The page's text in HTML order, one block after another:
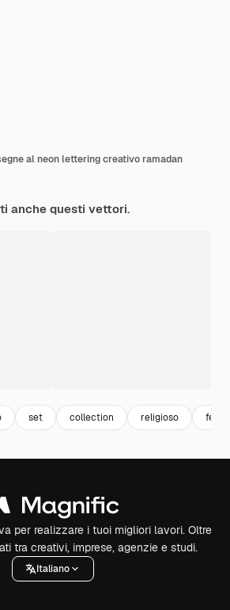
al neon lettering creativo ramadan
anche questi vettori.
set collection religioso
per realizzare i tuoi migliori lavori. Oltre
tra creativi, imprese, agenzie e studi.
Italiano